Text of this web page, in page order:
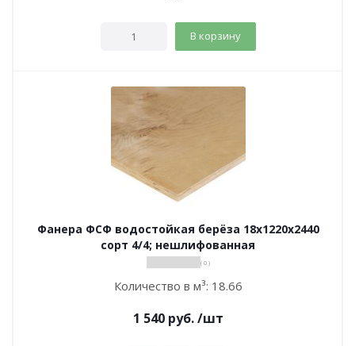
В корзину
Фанера ФСФ водостойкая берёза 18х1220х2440
сорт 4/4; нешлифованная
( 0 )
Количество в м³: 18.66
1 540руб. /шт